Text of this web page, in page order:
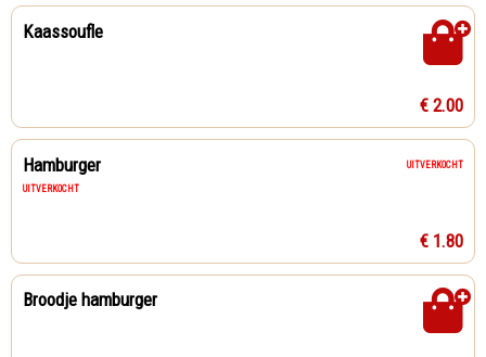
Kaassoufle
€ 2.00
Hamburger
UITVERKOCHT
UITVERKOCHT
€ 1.80
Broodje hamburger